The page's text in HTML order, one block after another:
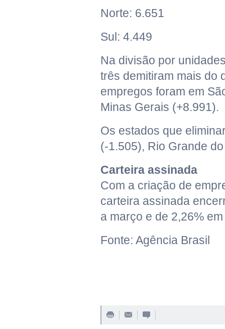
Norte: 6.651
Sul: 4.449
Na divisão por
três demitiram mais do
empregos foram em
Minas Gerais (+8.991).
Os estados que
(-1.505), Rio Grande
Carteira assinada
Com a criação de
carteira assinada
a março e de 2,26%
Fonte: Agência Brasil